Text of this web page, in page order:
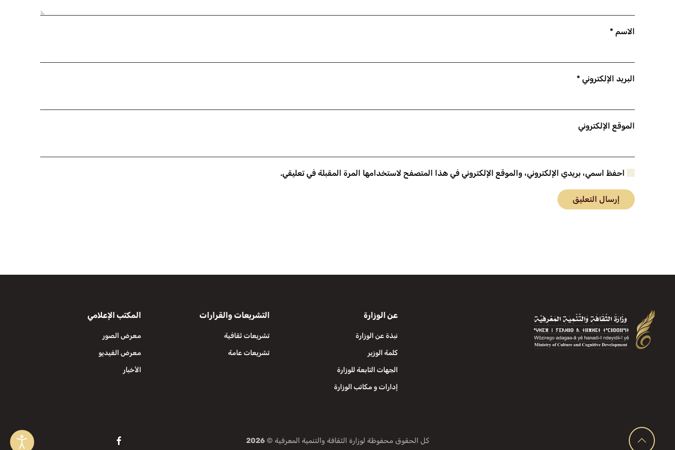
الاسم *
البريد الإلكتروني *
الموقع الإلكتروني
احفظ اسمي، بريدي الإلكتروني، والموقع الإلكتروني في هذا المتصفح لاستخدامها المرة المقبلة في تعليقي.
إرسال التعليق
عن الوزارة
نبذة عن الوزارة
كلمة الوزير
الجهات التابعة للوزارة
إدارات و مكاتب الوزارة
التشريعات والقرارات
تشريعات ثقافية
تشريعات عامة
المكتب الإعلامي
معرض الصور
معرض الفيديو
الأخبار
كل الحقوق محفوظة لوزارة الثقافة والتنمية المعرفية ©2026